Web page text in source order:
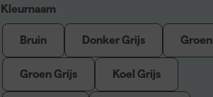
Kleurnaam
Bruin Donker Grijs Groen
Groen Grijs Koel Grijs